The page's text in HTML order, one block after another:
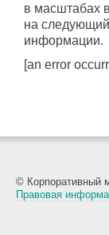
в масштабах
на
информации.
[an error
© Корпоративный
Правовая